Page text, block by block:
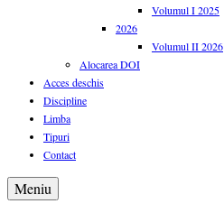
Volumul I 2025
2026
Volumul II 2026
Alocarea DOI
Acces deschis
Discipline
Limba
Tipuri
Contact
Meniu